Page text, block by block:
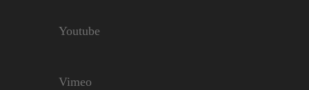
Youtube
Vimeo